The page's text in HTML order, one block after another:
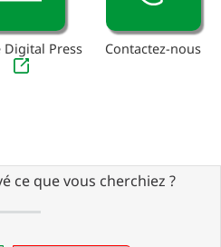
Digital Press Contactez-nous
ce que vous cherchiez ?